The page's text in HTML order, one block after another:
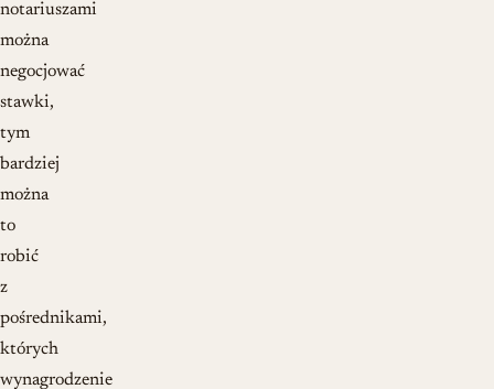
notariuszami
można
negocjować
stawki,
tym
bardziej
można
to
robić
z
pośrednikami,
których
wynagrodzenie